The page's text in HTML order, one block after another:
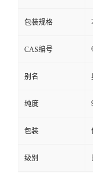
包装规格
CAS编号
别名
纯度
包装
级别